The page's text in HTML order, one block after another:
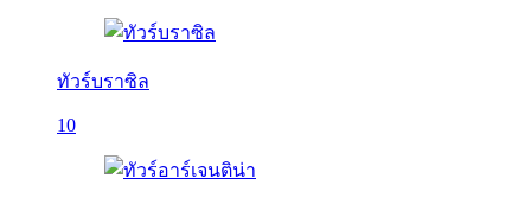
ทัวร์บราซิล
10